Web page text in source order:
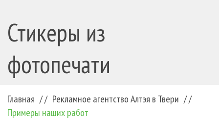
Стикеры из
фотопечати
Главная / / Рекламное агентство Алтэя в Твери / /
Примеры наших работ